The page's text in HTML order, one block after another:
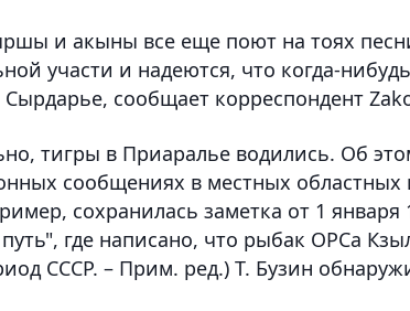
и акыны все еще поют на тоях
участи и надеются, что когда-
Сырдарье, сообщает корреспондент
тигры в Приаралье водились. Об
сообщениях в местных областных
сохранилась заметка от 1 января
где написано, что рыбак ОРСа
СССР. – Прим. ред.) Т. Бузин